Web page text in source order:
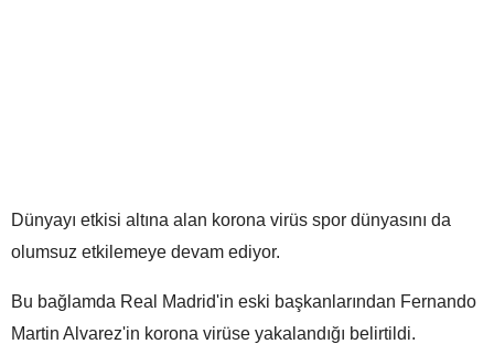
Dünyayı etkisi altına alan korona virüs spor dünyasını da
olumsuz etkilemeye devam ediyor.
Bu bağlamda Real Madrid'in eski başkanlarından Fernando
Martin Alvarez'in korona virüse yakalandığı belirtildi.